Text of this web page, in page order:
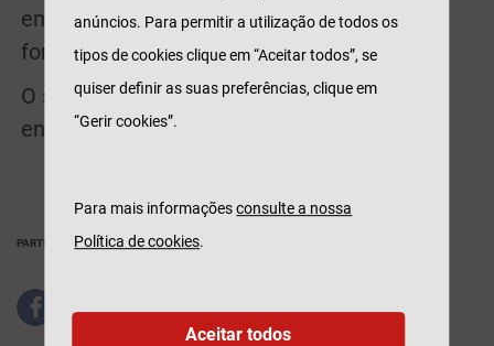
empresas coloca à disposição do setor de
forma sempre renovada.
O stand da Tranquilidade pode ser visitado
entre as 9h30 e as 18h e a entrada é livre.
PARTILHAR
anúncios. Para permitir a utilização de todos os
tipos de cookies clique em “Aceitar todos”, se
quiser definir as suas preferências, clique em
“Gerir cookies”.
Para mais informaçõesconsulte a nossa
Política de cookies.
Aceitar todos